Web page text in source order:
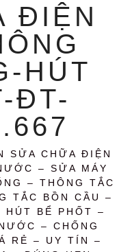
ĐIỆN
HÚT
ĐT-
SỬA CHỮA ĐIỆN
– SỬA MÁY
– THÔNG TẮC
TẮC BỒN CẦU –
HÚT BỂ PHỐT –
– CHỐNG
RẺ – UY TÍN –